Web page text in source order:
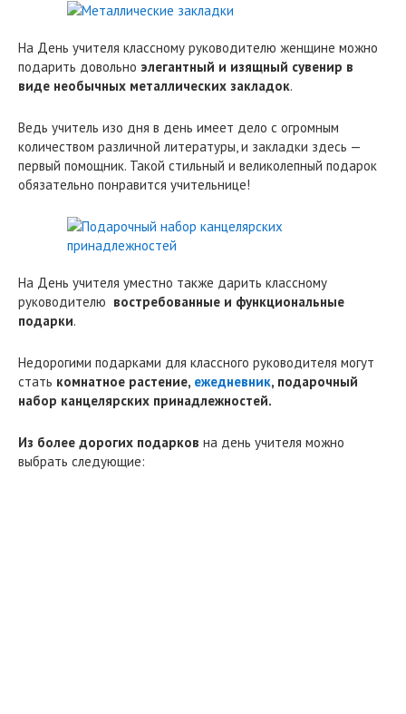
На День учителя классному руководителю женщине можно
подарить довольно элегантный и изящный сувенир в
виде необычных металлических закладок.
Ведь учитель изо дня в день имеет дело с огромным
количеством различной литературы, и закладки здесь —
первый помощник. Такой стильный и великолепный подарок
обязательно понравится учительнице!
На День учителя уместно также дарить классному
руководителю востребованные и функциональные
подарки.
Недорогими подарками для классного руководителя могут
стать комнатное растение, ежедневник, подарочный
набор канцелярских принадлежностей.
Из более дорогих подарков на день учителя можно
выбрать следующие: